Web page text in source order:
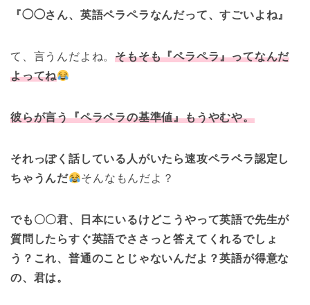
『◯◯さん、英語ペラペラなんだって、すごいよね』
て、言うんだよね。そもそも『ペラペラ』ってなんだ
よってね
彼らが言う『ペラペラの基準値』もうやむや。
それっぽく話している人がいたら速攻ペラペラ認定し
ちゃうんだ
そんなもんだよ？
でも〇〇君、日本にいるけどこうやって英語で先生が
質問したらすぐ英語でささっと答えてくれるでしょ
う？これ、普通のことじゃないんだよ？英語が得意な
の、君は。